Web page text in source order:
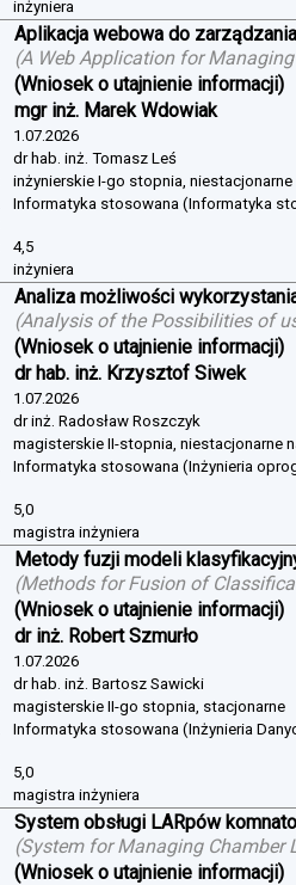
inżyniera
Aplikacja webowa do
(A Web Application for
(Wniosek o utajnienie informacji)
mgr inż. Marek Wdowiak
1.07.2026
dr hab. inż. Tomasz Leś
inżynierskie I-go stopnia, niestacjonarne
Informatyka stosowana (Informatyka
4,5
inżyniera
Analiza możliwości
(Analysis of the Possibilities of
(Wniosek o utajnienie informacji)
dr hab. inż. Krzysztof Siwek
1.07.2026
dr inż. Radosław Roszczyk
magisterskie II-stopnia, niestacjonarne
Informatyka stosowana (Inżynieria
5,0
magistra inżyniera
Metody fuzji modeli
(Methods for Fusion of
(Wniosek o utajnienie informacji)
dr inż. Robert Szmurło
1.07.2026
dr hab. inż. Bartosz Sawicki
magisterskie II-go stopnia, stacjonarne
Informatyka stosowana (Inżynieria
5,0
magistra inżyniera
System obsługi LARpów
(System for Managing Chamber
(Wniosek o utajnienie informacji)